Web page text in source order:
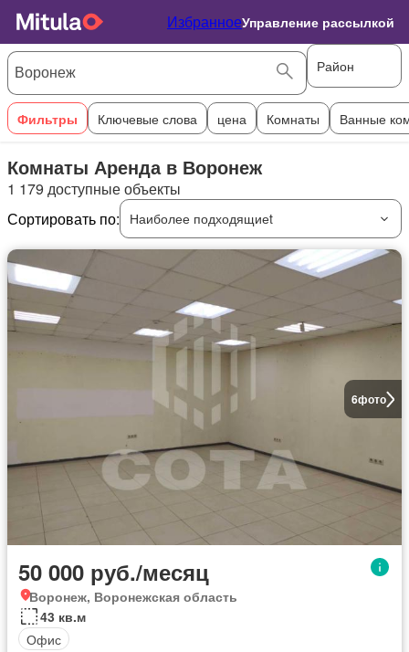
ИзбранноеУправление рассылкой
Район
Фильтры Ключевые слова цена Комнаты Ванные
Комнаты Аренда в Воронеж
1 179 доступные объекты
Сортировать по:
Наиболее подходящиеt
6фото
50 000 руб./месяц
Воронеж, Воронежская область
43 кв.м
Офис